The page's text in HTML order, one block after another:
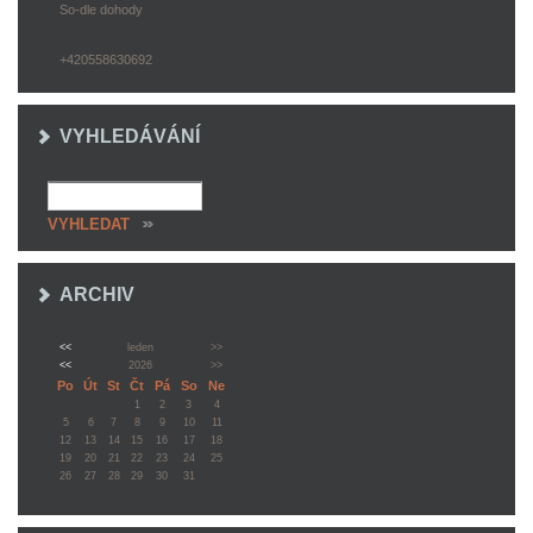
So-dle dohody
+420558630692
VYHLEDÁVÁNÍ
ARCHIV
<< leden
>>
<<
2026 >>
Po Út St Čt Pá So Ne
1 2 3
4
5
6 7 8 9 10
11
12
13 14 15 16 17
18
19
20 21 22 23 24
25
26
27 28 29 30 31